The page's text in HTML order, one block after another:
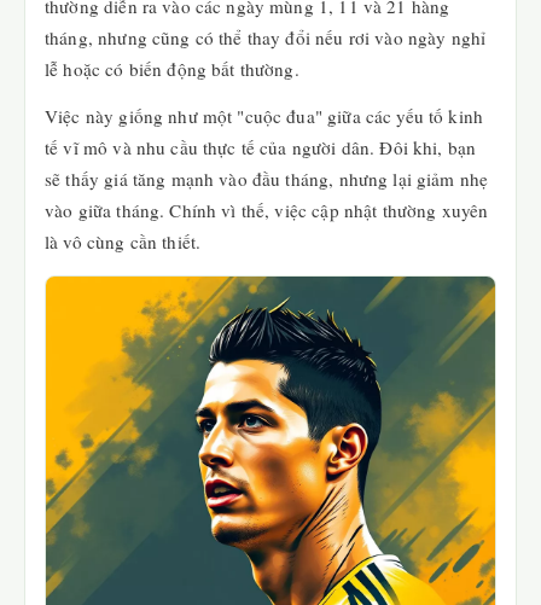
thường diễn ra vào các ngày mùng 1, 11 và 21 hàng
tháng, nhưng cũng có thể thay đổi nếu rơi vào ngày nghỉ
lễ hoặc có biến động bất thường.
Việc này giống như một "cuộc đua" giữa các yếu tố kinh
tế vĩ mô và nhu cầu thực tế của người dân. Đôi khi, bạn
sẽ thấy giá tăng mạnh vào đầu tháng, nhưng lại giảm nhẹ
vào giữa tháng. Chính vì thế, việc cập nhật thường xuyên
là vô cùng cần thiết.